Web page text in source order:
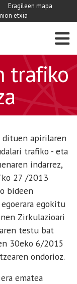
Eragileen mapa
etxia
trafiko
dituen apirilaren
trafiko - eta
indarrez,
27 /2013
bideen
egokitu
Zirkulazioari
testu bat
30eko 6/2015
ondorioz.
ematea